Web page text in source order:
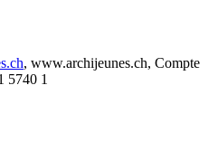
, www.archijeunes.ch, Compte
5740 1